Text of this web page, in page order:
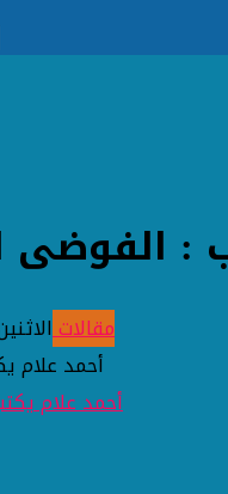
: الفوضى
مقالاتالاثنين 01 يونيو 2026
أحمد علام